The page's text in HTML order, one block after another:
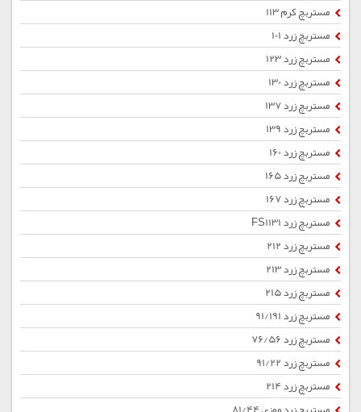
مستربچ کرم 113
مستربچ زرد 101
مستربچ زرد 123
مستربچ زرد 130
مستربچ زرد 137
مستربچ زرد 139
مستربچ زرد 160
مستربچ زرد 165
مستربچ زرد 167
مستربچ زرد FS1131
مستربچ زرد 212
مستربچ زرد 213
مستربچ زرد 215
مستربچ زرد 91/191
مستربچ زرد 76/56
مستربچ زرد 91/22
مستربچ زرد 214